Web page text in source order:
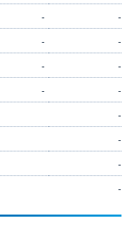
-
-
-
-
-
-
-
-
-
-
-
-